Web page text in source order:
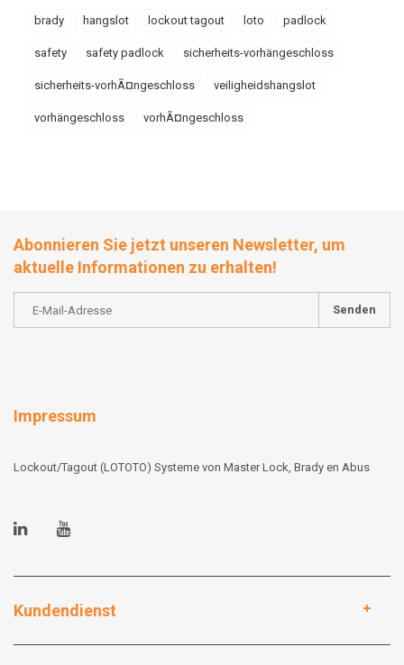
brady hangslot lockout tagout loto padlock
safety safety padlock sicherheits-vorhängeschloss
sicherheits-vorhÃ¤ngeschloss veiligheidshangslot
vorhängeschloss vorhÃ¤ngeschloss
Abonnieren Sie jetzt unseren Newsletter, um
aktuelle Informationen zu erhalten!
Senden
Impressum
Lockout/Tagout (LOTOTO) Systeme von Master Lock, Brady en Abus
Kundendienst